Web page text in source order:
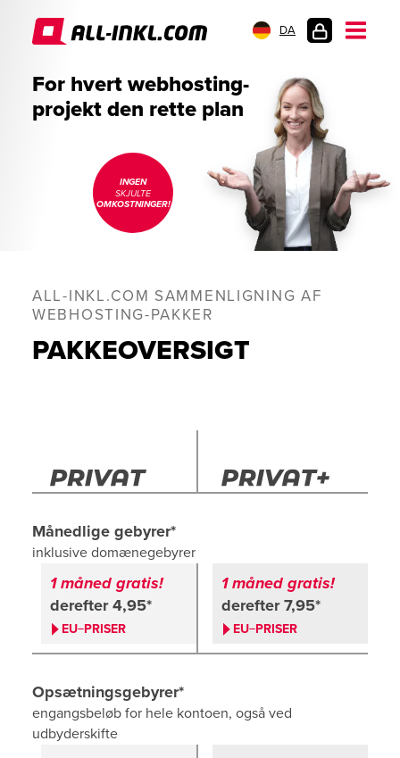
DA
For hvert webhosting-
projekt den rette plan
INGEN
SKJULTE
OMKOSTNINGER!
ALL-INKL.COM SAMMENLIGNING AF
WEBHOSTING-PAKKER
PAKKEOVERSIGT
Månedlige gebyrer*
inklusive domænegebyrer
1 måned gratis!
derefter4,95*
EU−PRISER
1 måned gratis!
derefter7,95*
EU−PRISER
Opsætnings­gebyrer*
engangsbeløb for hele kontoen, også ved
udbyderskifte